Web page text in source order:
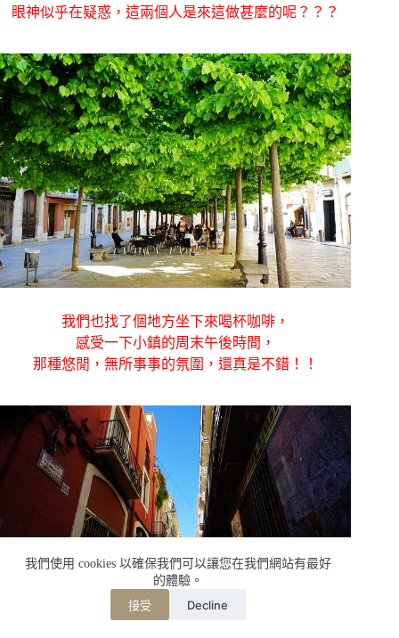
我們使用 cookies 以確保我們可以讓您在我們網站有最好
的體驗。
接受 Decline
眼神似乎在疑惑，這兩個人是來這做甚麼的呢？？？
我們也找了個地方坐下來喝杯咖啡，
感受一下小鎮的周末午後時間，
那種悠閒，無所事事的氛圍，還真是不錯！！